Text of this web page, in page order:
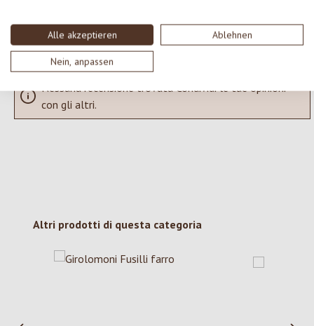
Alle akzeptieren Ablehnen
Nein, anpassen
Visualizza le valutazioni solo nella lingua corrente.
Nessuna recensione trovata Condividi le tue opinioni
con gli altri.
Salta la galleria dei prodotti
Altri prodotti di questa categoria